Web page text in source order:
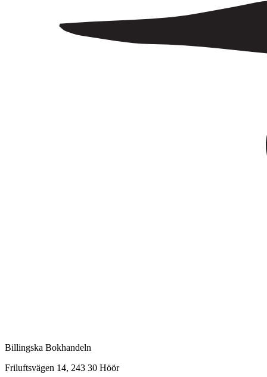
Billingska Bokhandeln
Friluftsvägen 14, 243 30 Höör